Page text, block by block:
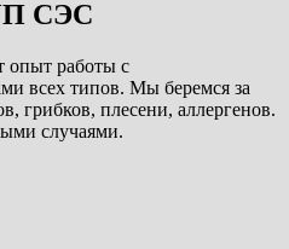
СЭС
опыт работы с
всех типов. Мы беремся за
грибков, плесени, аллергенов.
случаями.